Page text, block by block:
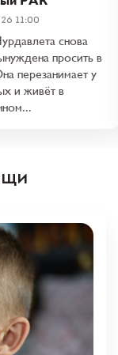
11:00
снова
просить в
перезанимает у
и живёт в